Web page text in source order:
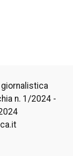
n. 1/2024 -